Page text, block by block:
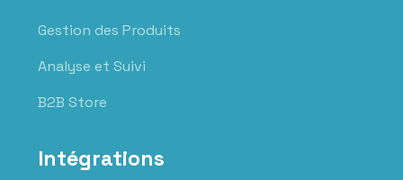
Gestion des Produits
Analyse et Suivi
B2B Store
Intégrations